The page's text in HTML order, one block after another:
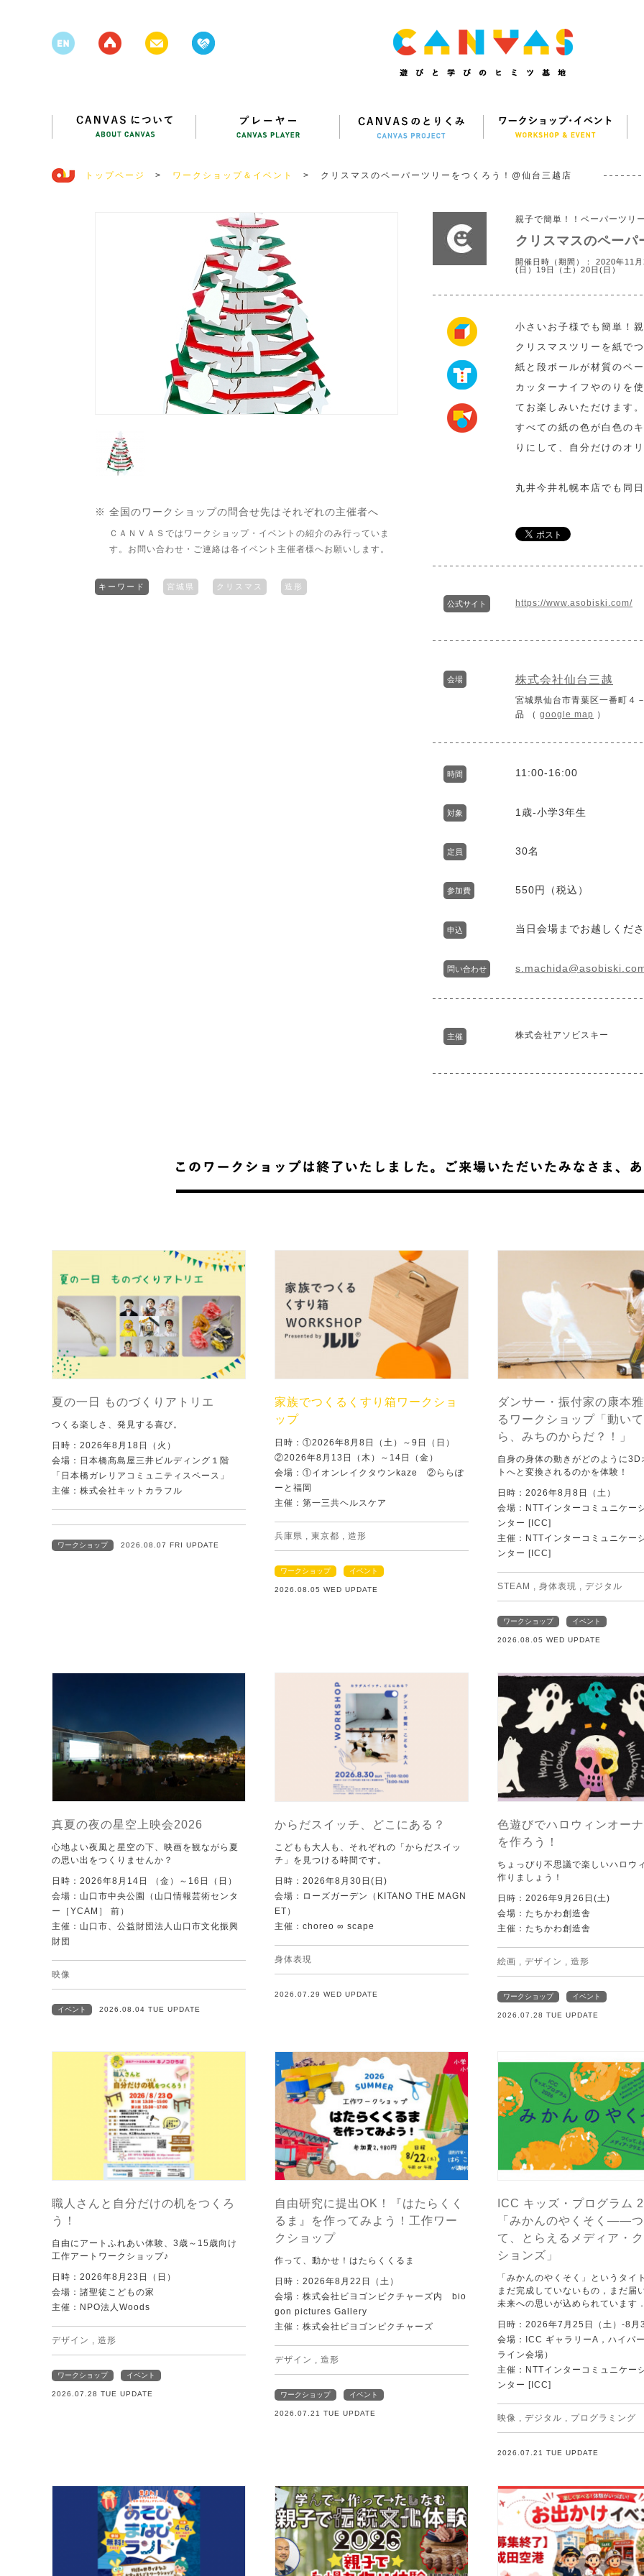
トップページ > ワークショップ＆イベント > クリスマスのペーパーツリーをつくろう！@仙台三越店
※ 全国のワークショップの問合せ先はそれぞれの主催者へ
ＣＡＮＶＡＳではワークショップ・イベントの紹介のみ行っていま
す。お問い合わせ・ご連絡は各イベント主催者様へお願いします。
キーワード 宮城県 クリスマス 造形
親子で簡単！！ペーパーツリ
クリスマスのペーパ
開催日時（期間）： 2020年11
(日）19日（土）20日(日）
小さいお子様でも簡単！
クリスマスツリーを紙で
紙と段ボールが材質のペ
カッターナイフやのりを
てお楽しみいただけます。
すべての紙の色が白色の
りにして、自分だけのオ
丸井今井札幌本店でも同
公式サイト https://www.asobiski.com/
会場 株式会社仙台三越
宮城県仙台市青葉区一番町
品 （ google map ）
時間 11:00-16:00
対象 1歳-小学3年生
定員 30名
参加費 550円（税込）
申込 当日会場までお越しくだ
問い合わせ
主催 株式会社アソビスキー
夏の一日 ものづくりアトリエ
つくる楽しさ、発見する喜び。
日時：2026年8月18日（火）
会場：日本橋髙島屋三井ビルディング１階
「日本橋ガレリアコミュニティスペース」
主催：株式会社キットカラフル
ワークショップ 2026.08.07 FRI UPDATE
家族でつくるくすり箱ワークショ
ップ
日時：①2026年8月8日（土）～9日（日）
②2026年8月13日（木）～14日（金）
会場：①イオンレイクタウンkaze ②ららぽ
ーと福岡
主催：第一三共ヘルスケア
兵庫県 , 東京都 , 造形
ワークショップ イベント
2026.08.05 WED UPDATE
ダンサー・振付家の康本
るワークショップ「動い
ら、みちのからだ？！」
自身の身体の動きがどのように3D
トへと変換されるのかを体験！
日時：2026年8月8日（土）
会場：NTTインターコミュニケー
ンター [ICC]
主催：NTTインターコミュニケー
ンター [ICC]
STEAM , 身体表現 , デジタル
ワークショップ イベント
2026.08.05 WED UPDATE
真夏の夜の星空上映会2026
心地よい夜風と星空の下、映画を観ながら夏
の思い出をつくりませんか？
日時：2026年8月14日 （金）～16日（日）
会場：山口市中央公園（山口情報芸術センタ
ー［YCAM］ 前）
主催：山口市、公益財団法人山口市文化振興
財団
映像
イベント 2026.08.04 TUE UPDATE
からだスイッチ、どこにある？
こどもも大人も、それぞれの「からだスイッ
チ」を見つける時間です。
日時：2026年8月30日(日)
会場：ローズガーデン（KITANO THE MAGN
ET）
主催：choreo ∞ scape
身体表現
2026.07.29 WED UPDATE
色遊びでハロウィンオー
を作ろう！
ちょっぴり不思議で楽しいハロウ
作りましょう！
日時：2026年9月26日(土)
会場：たちかわ創造舎
主催：たちかわ創造舎
絵画 , デザイン , 造形
ワークショップ イベント
2026.07.28 TUE UPDATE
職人さんと自分だけの机をつくろ
う！
自由にアートふれあい体験、3歳～15歳向け
工作アートワークショップ♪
日時：2026年8月23日（日）
会場：諸聖徒こどもの家
主催：NPO法人Woods
デザイン , 造形
ワークショップ イベント
2026.07.28 TUE UPDATE
自由研究に提出OK！『はたらくく
るま』を作ってみよう！工作ワー
クショップ
作って、動かせ！はたらくくるま
日時：2026年8月22日（土）
会場：株式会社ビヨゴンピクチャーズ内 bio
gon pictures Gallery
主催：株式会社ビヨゴンピクチャーズ
デザイン , 造形
ワークショップ イベント
2026.07.21 TUE UPDATE
ICC キッズ・プログラム
「みかんのやくそく——
て、とらえるメディア・
ションズ」
「みかんのやくそく」というタイ
まだ完成していないもの，まだ届
未来への思いが込められています
日時：2026年7月25日（土）-8月
会場：ICC ギャラリーA，ハイパ
ライン会場）
主催：NTTインターコミュニケー
ンター [ICC]
映像 , デジタル , プログラミング
2026.07.21 TUE UPDATE